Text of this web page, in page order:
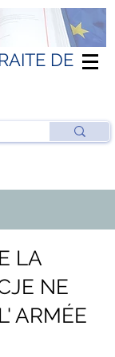
DE
LA
NE
ARMÉE